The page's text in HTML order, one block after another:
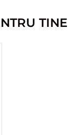
TINE